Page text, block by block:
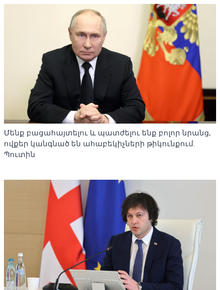
Մենք բացահայտելու և պատժելու ենք բոլոր նրանց,
ովքեր կանգնած են ահաբեկիչների թիկունքում.
Պուտին